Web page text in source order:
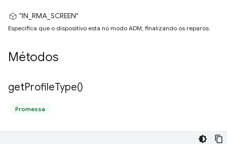
"IN_RMA_SCREEN"
Especifica que o dispositivo está no modo ADM, finalizando os reparos.
Métodos
getProfileType()
Promessa